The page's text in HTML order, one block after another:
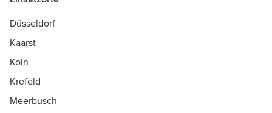
GERMAN DESIGN AWARD 2017 Special Mention
GERMAN DESIGN AWARD 2016 nominiert
Düsseldorf
Kaarst
Köln
Krefeld
Meerbusch